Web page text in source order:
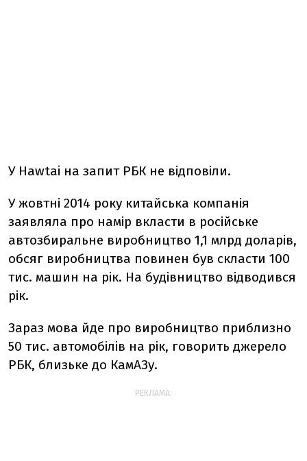
У Hawtai на запит РБК не відповіли.
У жовтні 2014 року китайська компанія
заявляла про намір вкласти в російське
автозбиральне виробництво 1,1 млрд доларів,
обсяг виробництва повинен був скласти 100
тис. машин на рік. На будівництво відводився
рік.
Зараз мова йде про виробництво приблизно
50 тис. автомобілів на рік, говорить джерело
РБК, близьке до КамАЗу.
РЕКЛАМА: